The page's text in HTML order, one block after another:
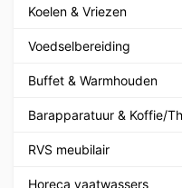
Koelen & Vriezen
Voedselbereiding
Buffet & Warmhouden
Barapparatuur & Koffie/
RVS meubilair
Horeca vaatwassers